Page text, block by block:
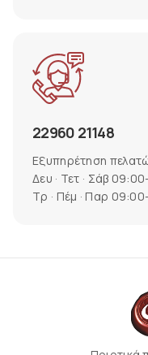
22960 21148
Εξυπηρέτηση
Δευ · Τετ · Σάβ
Τρ · Πέμ · Παρ